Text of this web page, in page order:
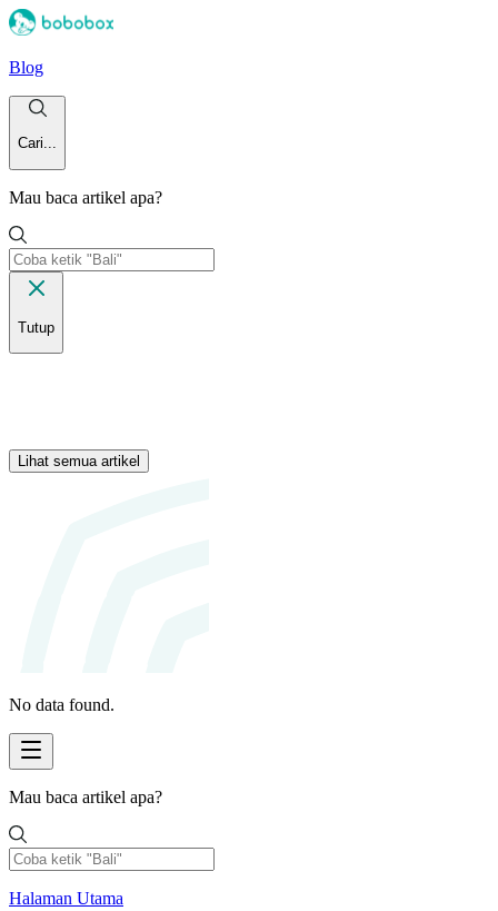
Blog
Cari...
Mau baca artikel apa?
Tutup
Lihat semua artikel
No data found.
Mau baca artikel apa?
Halaman Utama